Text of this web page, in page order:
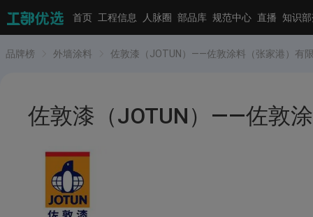
首页 工程信息 人脉圈 部品库 规范中心 直播 知识
品牌榜 外墙涂料 佐敦漆（JOTUN）——佐敦涂料（张家港）有
佐敦漆（JOTUN）——佐敦